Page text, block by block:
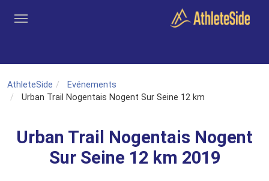
AthleteSide
Evénements
Urban Trail Nogentais Nogent Sur Seine 12 km
Urban Trail Nogentais Nogent
Sur Seine 12 km 2019